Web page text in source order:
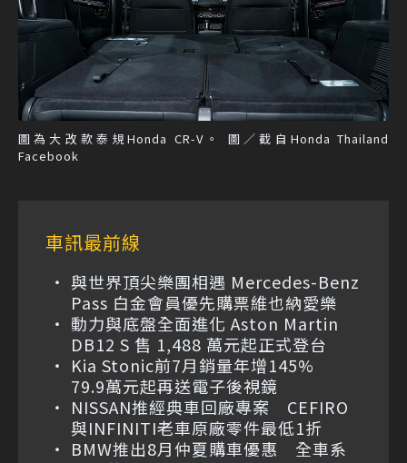
圖為大改款泰規Honda CR-V。 圖／截自Honda Thailand
Facebook
車訊最前線
與世界頂尖樂團相遇 Mercedes-Benz
Pass 白金會員優先購票維也納愛樂
動力與底盤全面進化 Aston Martin
DB12 S 售 1,488 萬元起正式登台
Kia Stonic前7月銷量年增145%
79.9萬元起再送電子後視鏡
NISSAN推經典車回廠專案 CEFIRO
與INFINITI老車原廠零件最低1折
BMW推出8月仲夏購車優惠 全車系